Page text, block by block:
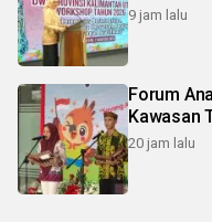
9 jam lalu
Forum
Kawasan
20 jam lalu